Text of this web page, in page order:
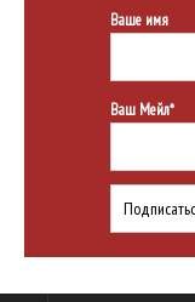
Ваше имя
Ваш Мейл*